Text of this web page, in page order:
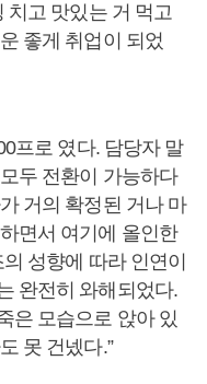
치고 맛있는 거 먹고
좋게 취업이 되었
프로 였다. 담당자 말
두 전환이 가능하다
거의 확정된 거나 마
면서 여기에 올인한
성향에 따라 인연이
완전히 와해되었다.
은 모습으로 앉아 있
못 건넸다.”